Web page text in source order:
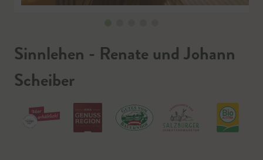
Sinnlehen - Renate und Johann
Scheiber